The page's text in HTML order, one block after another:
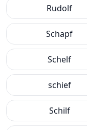
Rudolf
Schapf
Schelf
schief
Schilf